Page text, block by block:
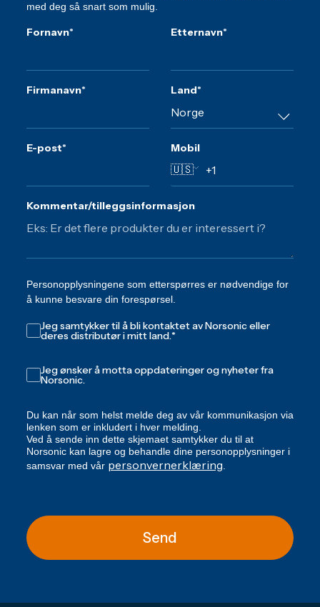
med deg så snart som mulig.
Fornavn* Etternavn*
Firmanavn* Land*
E-post* Mobil
🇺🇸
Kommentar/tilleggsinformasjon
Personopplysningene som etterspørres er nødvendige for
å kunne besvare din forespørsel.
Jeg samtykker til å bli kontaktet av Norsonic eller
deres distributør i mitt land.*
Jeg ønsker å motta oppdateringer og nyheter fra
Norsonic.
Du kan når som helst melde deg av vår kommunikasjon via
lenken som er inkludert i hver melding.
Ved å sende inn dette skjemaet samtykker du til at
Norsonic kan lagre og behandle dine personopplysninger i
samsvar med vår personvernerklæring
Send